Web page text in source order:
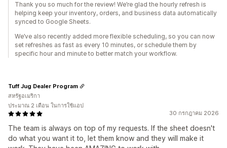
Thank you so much for the review! We’re glad the hourly refresh is
helping keep your inventory, orders, and business data automatically
synced to Google Sheets.
We’ve also recently added more flexible scheduling, so you can now
set refreshes as fast as every 10 minutes, or schedule them by
specific hour and minute to better match your workflow.
30 กรกฎาคม 2026
The team is always on top of my requests. If the sheet doesn't
do what you want it to, let them know and they will make it
Tuff Jug Dealer Program
สหรัฐอเมริกา
ประมาณ 2 เดือน ในการใช้แอป